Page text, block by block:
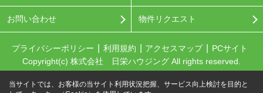
お問い合わせ 物件リクエスト
プライバシーポリシー 利用規約 アクセスマップ
PCサイト
Copyright(c) 株式会社 日栄ハウジング All rights reserved.
当サイトでは、お客様の当サイト利用状況把握、サービス向上検討を目的と